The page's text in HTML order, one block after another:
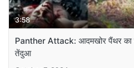
3:58
Panther Attack: आदमखोर पैंथर का
तेंदुआ